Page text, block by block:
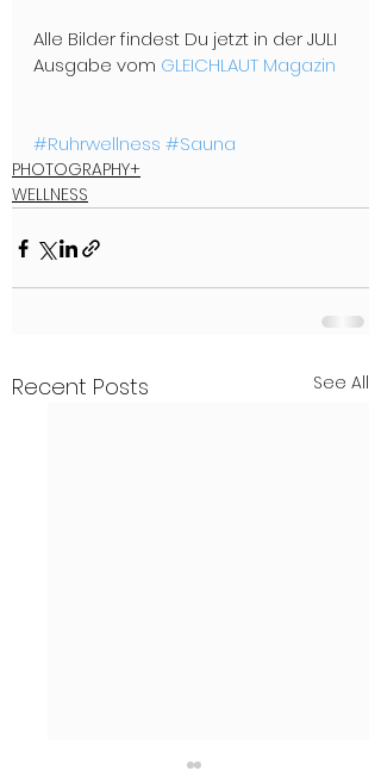
Alle Bilder findest Du jetzt in der JULI
Ausgabe vom GLEICHLAUT Magazin
#Ruhrwellness #Sauna
PHOTOGRAPHY+
WELLNESS
Recent Posts See All